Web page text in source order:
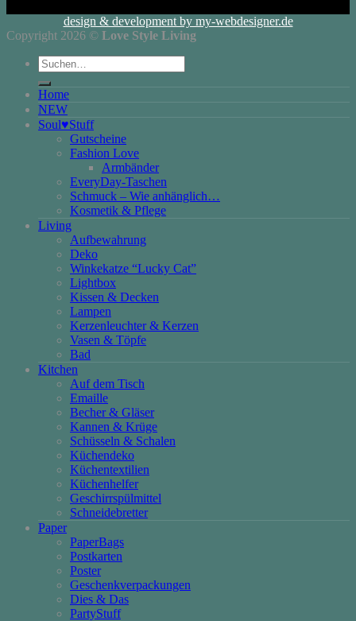
design & development by my-webdesigner.de
Copyright 2026 © Love Style Living
Suchen
nach:
Home
NEW
Soul♥Stuff
Gutscheine
Fashion Love
Armbänder
EveryDay-Taschen
Schmuck – Wie anhänglich…
Kosmetik & Pflege
Living
Aufbewahrung
Deko
Winkekatze “Lucky Cat”
Lightbox
Kissen & Decken
Lampen
Kerzenleuchter & Kerzen
Vasen & Töpfe
Bad
Kitchen
Auf dem Tisch
Emaille
Becher & Gläser
Kannen & Krüge
Schüsseln & Schalen
Küchendeko
Küchentextilien
Küchenhelfer
Geschirrspülmittel
Schneidebretter
Paper
PaperBags
Postkarten
Poster
Geschenkverpackungen
Dies & Das
PartyStuff